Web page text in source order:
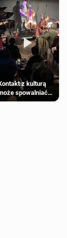
z kulturą
spowalniać